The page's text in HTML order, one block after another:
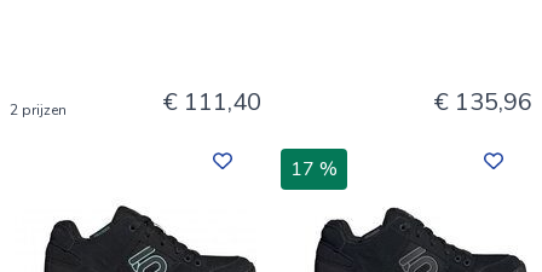
2 prijzen € 111,40 € 135,96
17 %